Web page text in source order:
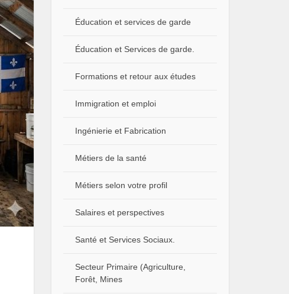
Éducation et services de garde
Éducation et Services de garde.
Formations et retour aux études
Immigration et emploi
Ingénierie et Fabrication
Métiers de la santé
Métiers selon votre profil
Salaires et perspectives
Santé et Services Sociaux.
Secteur Primaire (Agriculture,
Forêt, Mines